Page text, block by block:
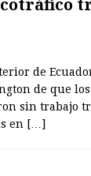
de
de que los
sin trabajo
en […]